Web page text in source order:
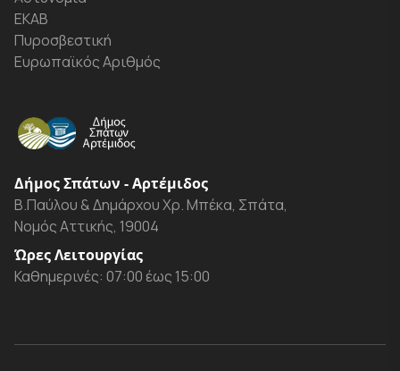
ΕΚΑΒ
Πυροσβεστική
Ευρωπαϊκός Αριθμός
Δήμος Σπάτων - Αρτέμιδος
Β.Παύλου & Δημάρχου Χρ. Μπέκα, Σπάτα,
Νομός Αττικής, 19004
Ώρες Λειτουργίας
Καθημερινές: 07:00 έως 15:00